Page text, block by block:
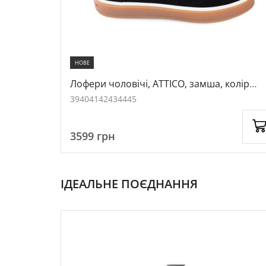
НОВЕ
Лофери чоловічі, ATTICO, замша, колір
чорний, 1093044
39404142434445
3599 грн
ІДЕАЛЬНЕ ПОЄДНАННЯ